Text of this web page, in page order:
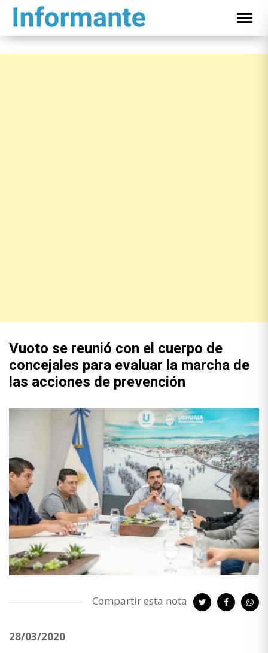
Vuoto se reunió con el cuerpo de
concejales para evaluar la marcha de
las acciones de prevención
Compartir esta nota
28/03/2020